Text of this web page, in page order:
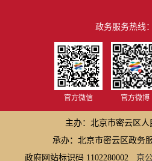
政务服务热线
官方微信 官方微博
主办：北京市密云区人
承办：北京市密云区政务
政府网站标识码 1102280002
京